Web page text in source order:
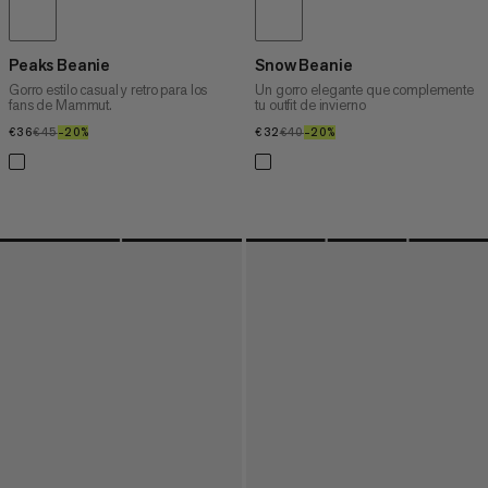
Peaks Beanie
Gorro estilo casual y retro para los
fans de Mammut.
€36€36
€45€45
–20%
Snow Beanie
Un gorro elegante que complemente
tu outfit de invierno
€32€32
€40€40
–20%